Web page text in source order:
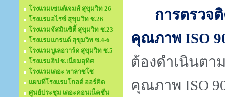
โรงแรมเซนต์เจมส์ สุขุมวิท 26
โรงแรมอไรซ์ สุขุมวิท ซ.26
โรงแรมจัสมินซิตี้ สุขุมวิท ซ.23
โรงแรมแกรนด์ สุขุมวิท ซ.4-6
โรงแรมบูเลอวาร์ด สุขุมวิท ซ.5
โรงแรมฮิป ซ.เนียมอุทิศ
โรงแรมเดอะ พาลาซโซ
แผนที่โรงแรมโกลด์ ออร์คิด
ศูนย์ประชุม เดอะคอนเน็คชั่น
การตรวจ
คุณภาพ ISO
ต้องดำเนินตา
คุณภาพ ISO